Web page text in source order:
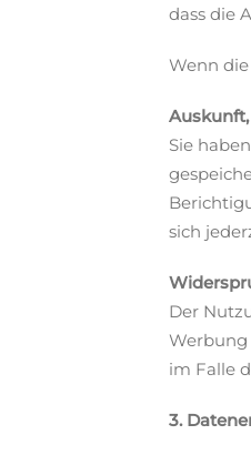
dass die
Wenn
Sie
sich
Der
Werbung
im Falle
3.